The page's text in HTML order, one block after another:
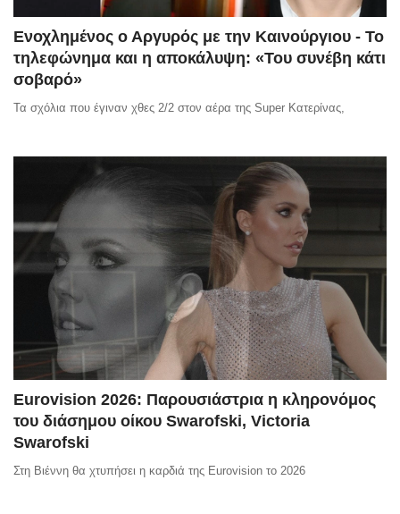
Ενοχλημένος ο Αργυρός με την Καινούργιου - Το
τηλεφώνημα και η αποκάλυψη: «Του συνέβη κάτι
σοβαρό»
Τα σχόλια που έγιναν χθες 2/2 στον αέρα της Super Κατερίνας,
Eurovision 2026: Παρουσιάστρια η κληρονόμος
του διάσημου οίκου Swarofski, Victoria
Swarofski
Στη Βιέννη θα χτυπήσει η καρδιά της Eurovision το 2026